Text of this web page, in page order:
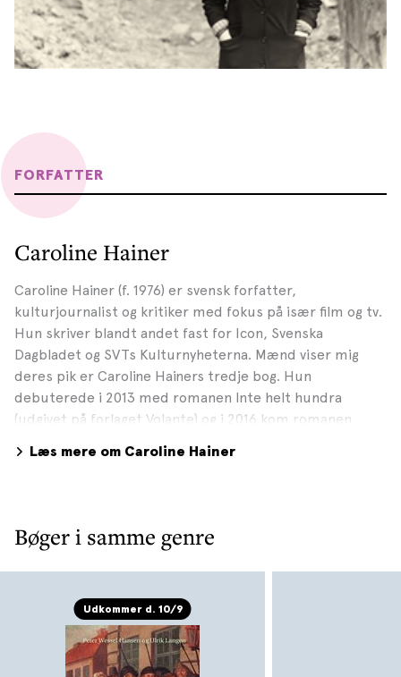
FORFATTER
Caroline Hainer
Caroline Hainer (f. 1976) er svensk forfatter,
kulturjournalist og kritiker med fokus på især film og tv.
Hun skriver blandt andet fast for Icon, Svenska
Dagbladet og SVTs Kulturnyheterna. Mænd viser mig
deres pik er Caroline Hainers tredje bog. Hun
debuterede i 2013 med romanen Inte helt hundra
(udgivet på forlaget Volante) og i 2016 kom romanen
Læs mere om Caroline Hainer
Bøger i samme genre
Udkommer d. 10/9